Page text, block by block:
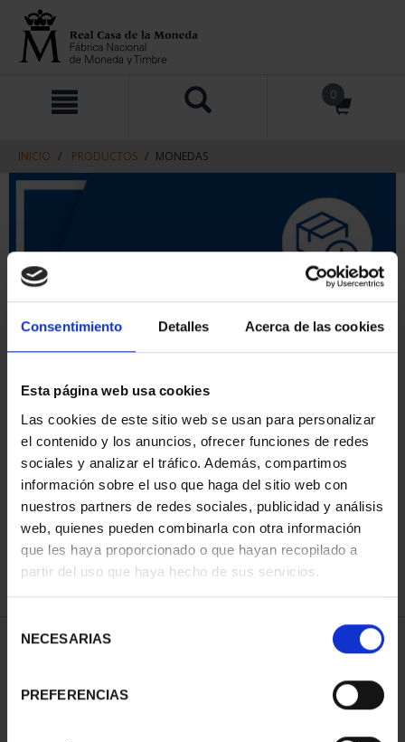
Consentimiento Detalles Acerca de las cookies
Esta página web usa cookies
Las cookies de este sitio web se usan para personalizar
el contenido y los anuncios, ofrecer funciones de redes
sociales y analizar el tráfico. Además, compartimos
información sobre el uso que haga del sitio web con
nuestros partners de redes sociales, publicidad y análisis
web, quienes pueden combinarla con otra información
que les haya proporcionado o que hayan recopilado a
partir del uso que haya hecho de sus servicios.
NECESARIAS
PREFERENCIAS
contenido
navegacin
0
INICIO PRODUCTOS MONEDAS
ORDENAR POR:
REFINAR
1 Productos encontrados